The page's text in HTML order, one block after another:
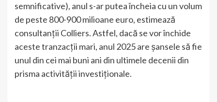
semnificative), anul s-ar putea încheia cu un volum
de peste 800-900 milioane euro, estimează
consultanții Colliers. Astfel, dacă se vor închide
aceste tranzacții mari, anul 2025 are șansele să fie
unul din cei mai buni ani din ultimele decenii din
prisma activității investiționale.